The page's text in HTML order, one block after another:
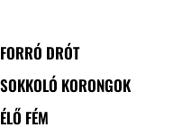
FORRÓ DRÓT
SOKKOLÓ KORONGOK
ÉLŐ FÉM